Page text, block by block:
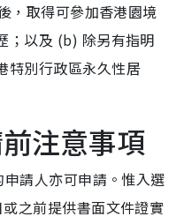
，取得可參加香港園境
；以及 (b) 除另有指明
特別行政區永久性居
注意事項
請人亦可申請。惟入選
之前提供書面文件證實